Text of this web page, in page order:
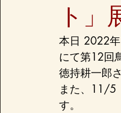
ト」
本日 2022
にて第12回
徳持耕一郎
また、11/5
す。